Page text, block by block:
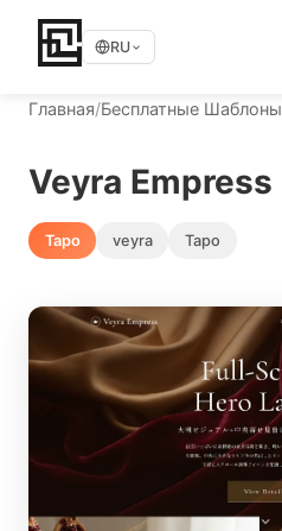
RU
Главная/Бесплатные Шаблоны
Veyra Empress
Таро veyra Таро